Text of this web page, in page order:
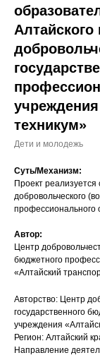
техникум»
Дети и молодежь
Суть/Механизм:
Проект
добровольческого
профессионального
Автор:
Центр
бюджетного
«Алтайский
Авторство: Центр
государственного
учреждения
Регион: Алтайский
Направление